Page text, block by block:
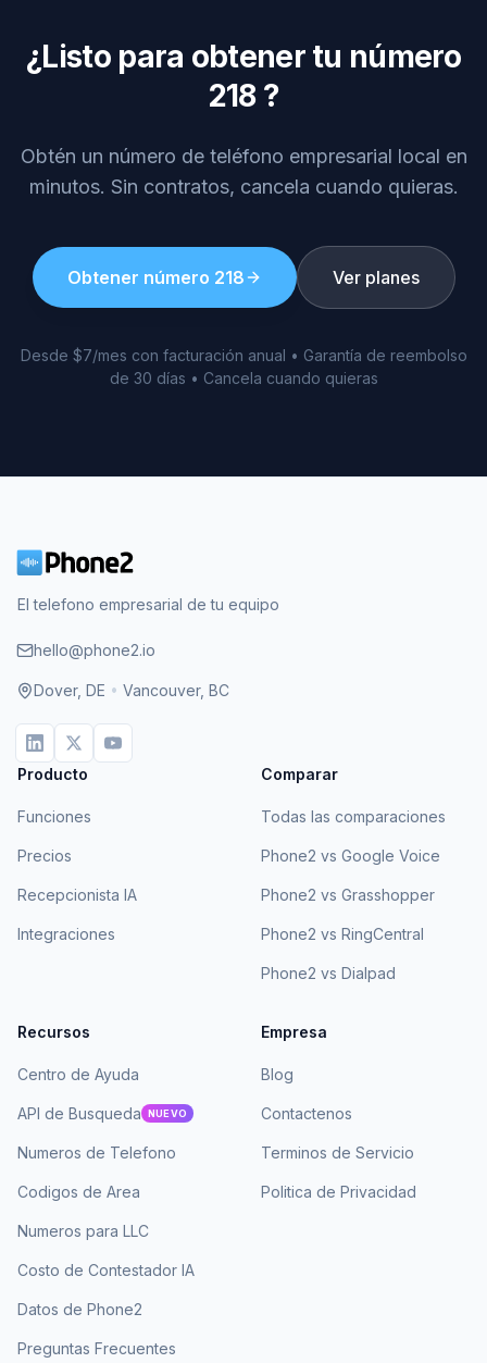
¿Listo para obtener tu número
218 ?
Obtén un número de teléfono empresarial local en
minutos. Sin contratos, cancela cuando quieras.
Obtener número 218 Ver planes
Desde $7/mes con facturación anual • Garantía de reembolso
de 30 días • Cancela cuando quieras
El telefono empresarial de tu equipo
hello@phone2.io
Dover, DE • Vancouver, BC
Producto
Funciones
Precios
Recepcionista IA
Integraciones
Comparar
Todas las comparaciones
Phone2 vs Google Voice
Phone2 vs Grasshopper
Phone2 vs RingCentral
Phone2 vs Dialpad
Recursos
Centro de Ayuda
API de Busqueda NUEVO
Numeros de Telefono
Codigos de Area
Numeros para LLC
Costo de Contestador IA
Datos de Phone2
Preguntas Frecuentes
Empresa
Blog
Contactenos
Terminos de Servicio
Politica de Privacidad